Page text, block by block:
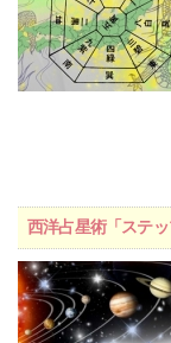
西洋占星術「ステ